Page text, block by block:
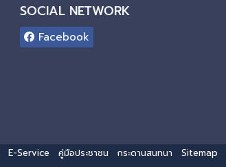
SOCIAL NETWORK
Facebook
E-Service คู่มือประชาชน กระดานสนทนา Sitemap